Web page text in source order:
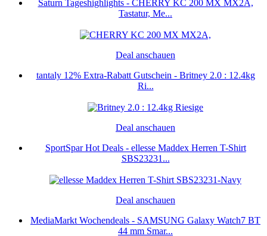
Saturn Tageshighlights - CHERRY KC 200 MX MX2A,
Tastatur, Me...
Deal anschauen
tantaly 12% Extra-Rabatt Gutschein - Britney 2.0 : 12.4kg
Ri...
Deal anschauen
SportSpar Hot Deals - ellesse Maddex Herren T-Shirt
SBS23231...
Deal anschauen
MediaMarkt Wochendeals - SAMSUNG Galaxy Watch7 BT
44 mm Smar...